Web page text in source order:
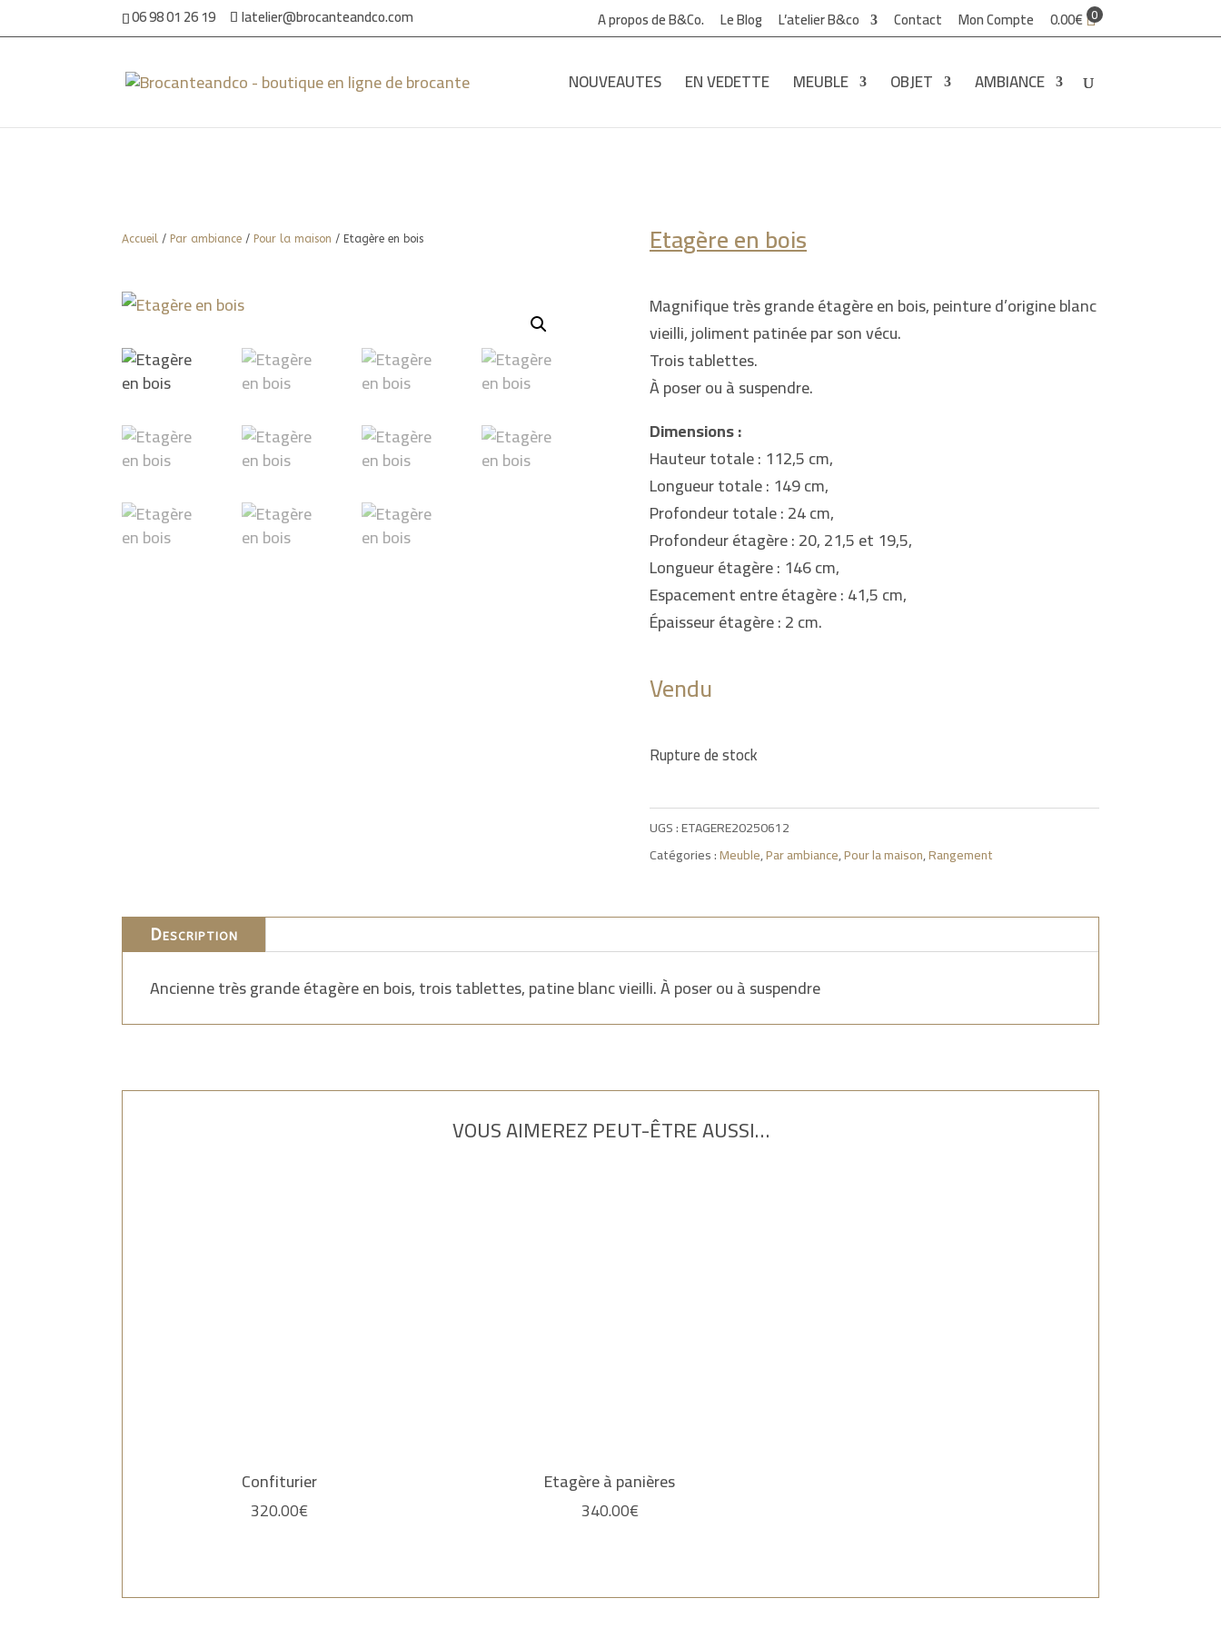
06 98 01 26 19 latelier@brocanteandco.com A propos de B&Co. Le Blog L’atelier B&co Contact Mon Compte 0.00€ 0
NOUVEAUTES EN VEDETTE MEUBLE OBJET AMBIANCE
Accueil / Par ambiance / Pour la maison / Etagère en bois Etagère en bois
Magnifique très grande étagère en bois, peinture d’origine blanc
vieilli, joliment patinée par son vécu.
Trois tablettes.
À poser ou à suspendre.
Dimensions :
Hauteur totale : 112,5 cm,
Longueur totale : 149 cm,
Profondeur totale : 24 cm,
Profondeur étagère : 20, 21,5 et 19,5,
Longueur étagère : 146 cm,
Espacement entre étagère : 41,5 cm,
Épaisseur étagère : 2 cm.
Vendu
Rupture de stock
UGS :ETAGERE20250612
Catégories :Meuble,Par ambiance,Pour la maison,Rangement
Description
Ancienne très grande étagère en bois, trois tablettes, patine blanc vieilli. À poser ou à suspendre
VOUS AIMEREZ PEUT-ÊTRE AUSSI…
Confiturier
320.00€
Etagère à panières
340.00€